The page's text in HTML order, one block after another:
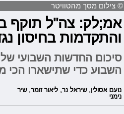
© צילום מסך מהטוויטר
אמ;לק: צה"ל תוקף
והתקדמות בחיסון
סיכום החדשות השבועי של
השבוע כדי שתישארו הכי
נועם אסולין,שיראל נר, ליאור זומר,שיר
נימני